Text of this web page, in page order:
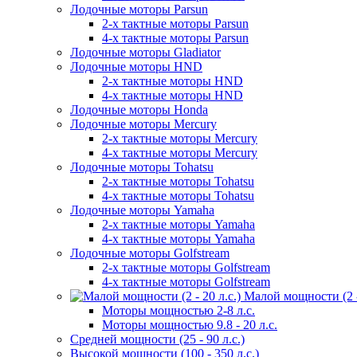
Лодочные моторы Parsun
2-х тактные моторы Parsun
4-х тактные моторы Parsun
Лодочные моторы Gladiator
Лодочные моторы HND
2-х тактные моторы HND
4-х тактные моторы HND
Лодочные моторы Honda
Лодочные моторы Mercury
2-х тактные моторы Mercury
4-х тактные моторы Mercury
Лодочные моторы Tohatsu
2-х тактные моторы Tohatsu
4-х тактные моторы Tohatsu
Лодочные моторы Yamaha
2-х тактные моторы Yamaha
4-х тактные моторы Yamaha
Лодочные моторы Golfstream
2-х тактные моторы Golfstream
4-х тактные моторы Golfstream
Малой мощности (2
Моторы мощностью 2-8 л.с.
Моторы мощностью 9.8 - 20 л.с.
Средней мощности (25 - 90 л.с.)
Высокой мощности (100 - 350 л.с.)